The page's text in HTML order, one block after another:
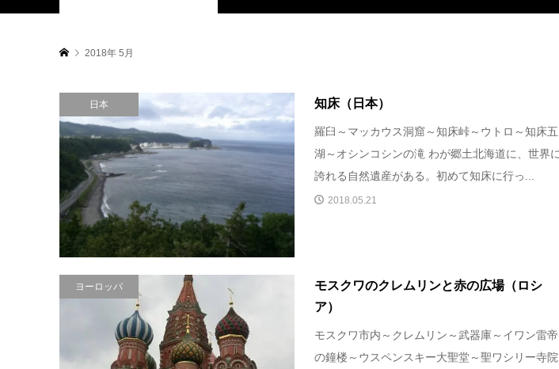
2018年 5月
日本 知床（日本）
羅臼～マッカウス洞窟～知床峠～ウトロ～知床五
湖～オシンコシンの滝 わが郷土北海道に、世界に
誇れる自然遺産がある。初めて知床に行っ...
2018.05.21
ヨーロッパ
モスクワのクレムリンと赤の広場（ロシ
ア）
モスクワ市内～クレムリン～武器庫～イワン雷帝
の鐘楼～ウスペンスキー大聖堂～聖ワシリー寺院